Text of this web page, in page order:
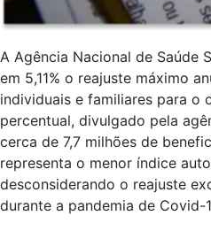
A Agência Nacional de Saúde
em 5,11% o reajuste máximo
individuais e familiares para o
percentual, divulgado pela
cerca de 7,7 milhões de
representa o menor índice
desconsiderando o reajuste
durante a pandemia de Covid-